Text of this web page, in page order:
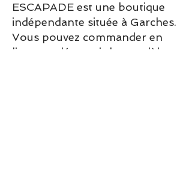
ESCAPADE est une boutique
indépendante située à Garches.
Vous pouvez commander en
ligne ou découvrir les modèles